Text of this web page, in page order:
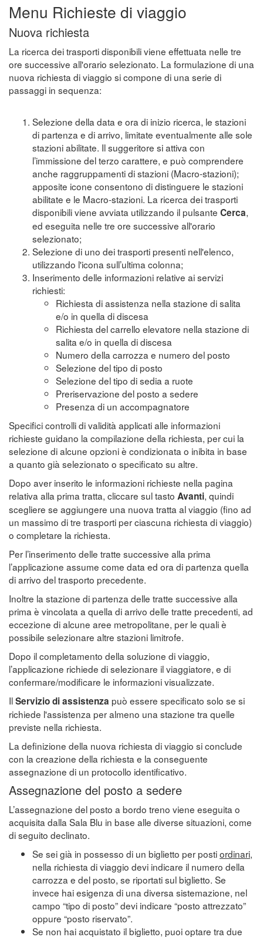
Menu Richieste di viaggio
Nuova richiesta
La ricerca dei trasporti disponibili viene effettuata nelle tre
ore successive all'orario selezionato. La formulazione di una
nuova richiesta di viaggio si compone di una serie di
passaggi in sequenza:
Selezione della data e ora di inizio ricerca, le stazioni
di partenza e di arrivo, limitate eventualmente alle sole
stazioni abilitate. Il suggeritore si attiva con
l’immissione del terzo carattere, e può comprendere
anche raggruppamenti di stazioni (Macro-stazioni);
apposite icone consentono di distinguere le stazioni
abilitate e le Macro-stazioni. La ricerca dei trasporti
disponibili viene avviata utilizzando il pulsante Cerca,
ed eseguita nelle tre ore successive all'orario
selezionato;
Selezione di uno dei trasporti presenti nell'elenco,
utilizzando l'icona sull’ultima colonna;
Inserimento delle informazioni relative ai servizi
richiesti:
Richiesta di assistenza nella stazione di salita
e/o in quella di discesa
Richiesta del carrello elevatore nella stazione di
salita e/o in quella di discesa
Numero della carrozza e numero del posto
Selezione del tipo di posto
Selezione del tipo di sedia a ruote
Preriservazione del posto a sedere
Presenza di un accompagnatore
Specifici controlli di validità applicati alle informazioni
richieste guidano la compilazione della richiesta, per cui la
selezione di alcune opzioni è condizionata o inibita in base
a quanto già selezionato o specificato su altre.
Dopo aver inserito le informazioni richieste nella pagina
relativa alla prima tratta, cliccare sul tasto Avanti, quindi
scegliere se aggiungere una nuova tratta al viaggio (fino ad
un massimo di tre trasporti per ciascuna richiesta di viaggio)
o completare la richiesta.
Per l’inserimento delle tratte successive alla prima
l’applicazione assume come data ed ora di partenza quella
di arrivo del trasporto precedente.
Inoltre la stazione di partenza delle tratte successive alla
prima è vincolata a quella di arrivo delle tratte precedenti, ad
eccezione di alcune aree metropolitane, per le quali è
possibile selezionare altre stazioni limitrofe.
Dopo il completamento della soluzione di viaggio,
l’applicazione richiede di selezionare il viaggiatore, e di
confermare/modificare le informazioni visualizzate.
IlServizio di assistenza può essere specificato solo se si
richiede l'assistenza per almeno una stazione tra quelle
previste nella richiesta.
La definizione della nuova richiesta di viaggio si conclude
con la creazione della richiesta e la conseguente
assegnazione di un protocollo identificativo.
Assegnazione del posto a sedere
L’assegnazione del posto a bordo treno viene eseguita o
acquisita dalla Sala Blu in base alle diverse situazioni, come
di seguito declinato.
Se sei già in possesso di un biglietto per postiordinari,
nella richiesta di viaggio devi indicare il numero della
carrozza e del posto, se riportati sul biglietto. Se
invece hai esigenza di una diversa sistemazione, nel
campo “tipo di posto” devi indicare “posto attrezzato”
oppure “posto riservato”.
Se non hai acquistato il biglietto, puoi optare tra due